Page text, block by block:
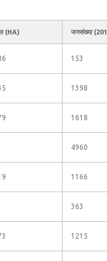
(HA) जनसंख्या
153
1398
1618
4960
1166
363
1215